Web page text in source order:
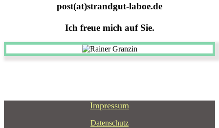
post(at)strandgut-laboe.de
Ich freue mich auf Sie.
Impressum
Datenschutz